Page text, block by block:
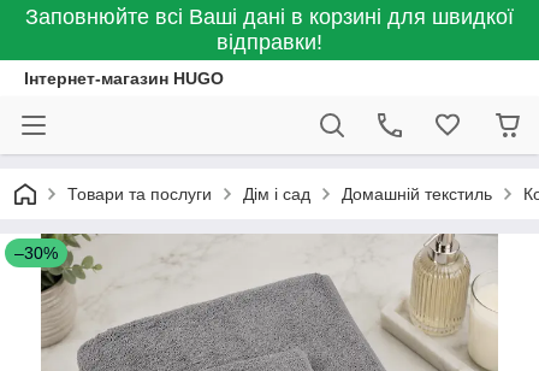
Заповнюйте всі Ваші дані в корзині для швидкої
відправки!
Інтернет-магазин HUGO
Товари та послуги Дім і сад Домашній текстиль
–30%